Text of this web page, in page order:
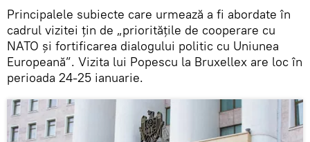
Principalele subiecte care urmează a fi abordate în
cadrul vizitei țin de „prioritățile de cooperare cu
NATO și fortificarea dialogului politic cu Uniunea
Europeană”. Vizita lui Popescu la Bruxellex are loc în
perioada 24-25 ianuarie.